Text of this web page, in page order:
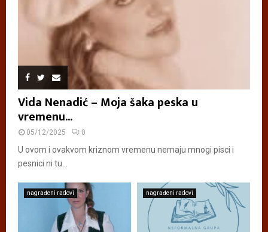
Vida Nenadić – Moja šaka peska u
vremenu...
05/12/2025 0
U ovom i ovakvom kriznom vremenu nemaju mnogi pisci i
pesnici ni tu...
nagrađeni radovi nagrađeni radovi